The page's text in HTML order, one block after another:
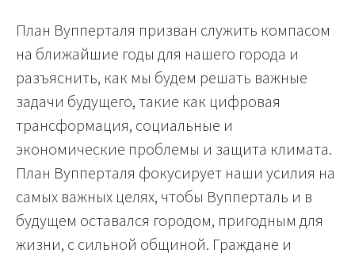
План Вупперталя призван служить компасом
на ближайшие годы для нашего города и
разъяснить, как мы будем решать важные
задачи будущего, такие как цифровая
трансформация, социальные и
экономические проблемы и защита климата.
План Вупперталя фокусирует наши усилия на
самых важных целях, чтобы Вупперталь и в
будущем оставался городом, пригодным для
жизни, с сильной общиной. Граждане и